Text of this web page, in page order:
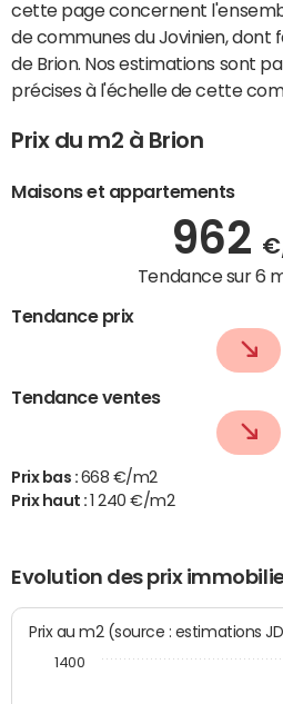
cette page concernent
de communes du Jovinien, dont
de Brion. Nos estimations sont
précises à l'échelle de cette
Prix du m2 à Brion
Maisons et appartements
962
Tendance sur 6
Tendance prix
Tendance ventes
Prix bas : 668 €/m2
Prix haut :
1 240 €/m2
Evolution des prix
Prix au m2 (source : estimations
1400